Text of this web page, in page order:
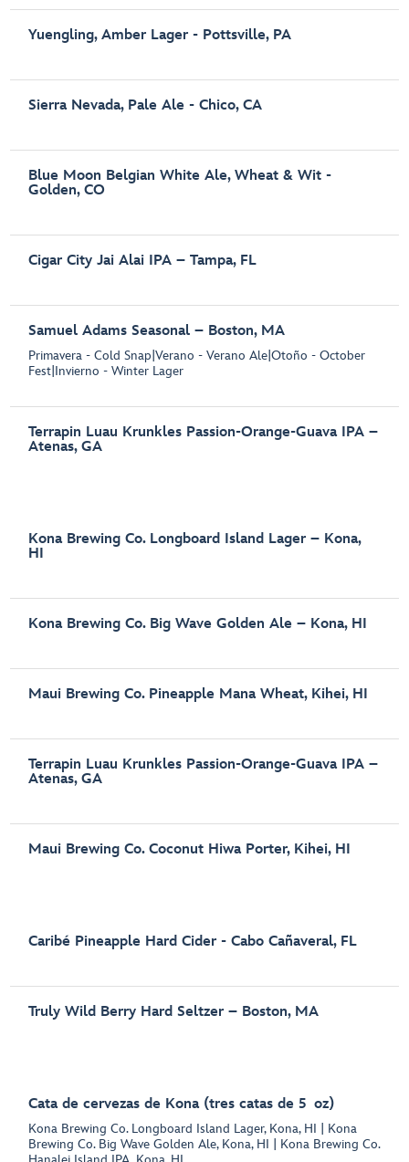
Yuengling, Amber Lager - Pottsville, PA
Sierra Nevada, Pale Ale - Chico, CA
Blue Moon Belgian White Ale, Wheat & Wit -
Golden, CO
Cigar City Jai Alai IPA – Tampa, FL
Samuel Adams Seasonal – Boston, MA
Primavera - Cold Snap|Verano - Verano Ale|Otoño - October
Fest|Invierno - Winter Lager
Terrapin Luau Krunkles Passion-Orange-Guava IPA –
Atenas, GA
Kona Brewing Co. Longboard Island Lager – Kona,
HI
Kona Brewing Co. Big Wave Golden Ale – Kona, HI
Maui Brewing Co. Pineapple Mana Wheat, Kihei, HI
Terrapin Luau Krunkles Passion-Orange-Guava IPA –
Atenas, GA
Maui Brewing Co. Coconut Hiwa Porter, Kihei, HI
Caribé Pineapple Hard Cider - Cabo Cañaveral, FL
Truly Wild Berry Hard Seltzer – Boston, MA
Cata de cervezas de Kona (tres catas de 5 oz)
Kona Brewing Co. Longboard Island Lager, Kona, HI | Kona
Brewing Co. Big Wave Golden Ale, Kona, HI | Kona Brewing Co.